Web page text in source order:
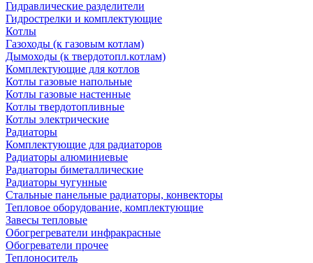
Гидравлические разделители
Гидрострелки и комплектующие
Котлы
Газоходы (к газовым котлам)
Дымоходы (к твердотопл.котлам)
Комплектующие для котлов
Котлы газовые напольные
Котлы газовые настенные
Котлы твердотопливные
Котлы электрические
Радиаторы
Комплектующие для радиаторов
Радиаторы алюминиевые
Радиаторы биметаллические
Радиаторы чугунные
Стальные панельные радиаторы, конвекторы
Тепловое оборудование, комплектующие
Завесы тепловые
Обогрегреватели инфракрасные
Обогреватели прочее
Теплоноситель